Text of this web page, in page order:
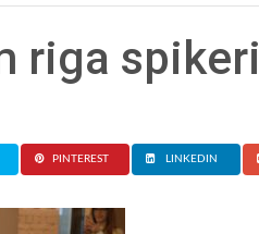
riga spikeri
PINTEREST LINKEDIN